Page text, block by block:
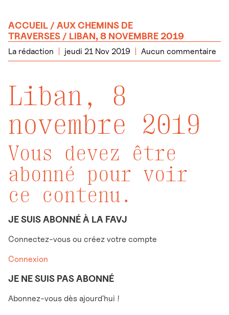
ACCUEIL /AUX CHEMINS DE
TRAVERSES / LIBAN, 8 NOVEMBRE 2019
La rédaction jeudi 21 Nov 2019 Aucun commentaire
Liban, 8
novembre 2019
Vous devez être
abonné pour voir
ce contenu.
JE SUIS ABONNÉ À LA FAVJ
Connectez-vous ou créez votre compte
Connexion
JE NE SUIS PAS ABONNÉ
Abonnez-vous dès ajourd'hui !